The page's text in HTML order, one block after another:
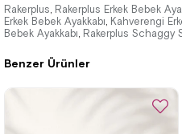
1.579,90 ₺
2.709,90 ₺
%42İndirim
Ücretsiz
2.709,90
%42İndirim
Benzer Ürünler
Rakerplus, Rakerplus Erkek Bebek
Erkek Bebek Ayakkabı, Kahverengi
Bebek Ayakkabı, Rakerplus Schaggy